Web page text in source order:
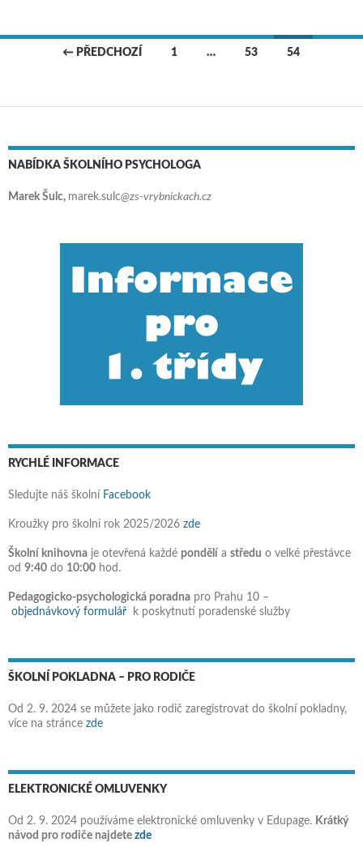
← PŘEDCHOZÍ 1 … 53 54
NABÍDKA ŠKOLNÍHO PSYCHOLOGA
Marek Šulc, marek.sulc@zs-vrybnickach.cz
RYCHLÉ INFORMACE
Sledujte náš školní Facebook
Kroužky pro školní rok 2025/2026 zde
Školní knihovna je otevřená každé pondělí a středu o velké přestávce
od 9:40 do 10:00 hod.
Pedagogicko-psychologická poradna pro Prahu 10 –
objednávkový formulář k poskytnutí poradenské služby
ŠKOLNÍ POKLADNA – PRO RODIČE
Od 2. 9. 2024 se můžete jako rodič zaregistrovat do školní pokladny,
více na stránce zde
ELEKTRONICKÉ OMLUVENKY
Od 2. 9. 2024 používáme elektronické omluvenky v Edupage. Krátký
návod pro rodiče najdete zde